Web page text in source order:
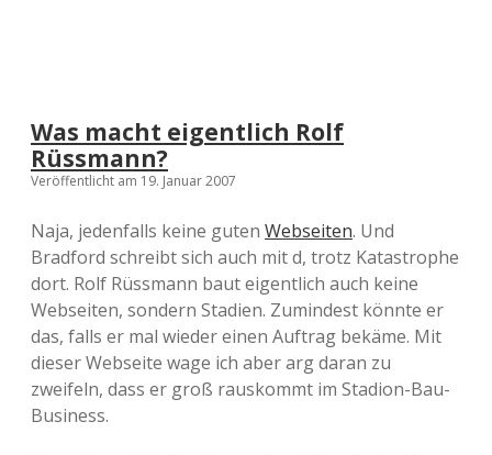
Was macht eigentlich Rolf
Rüssmann?
Veröffentlicht am 19. Januar 2007
Naja, jedenfalls keine guten Webseiten. Und
Bradford schreibt sich auch mit d, trotz Katastrophe
dort. Rolf Rüssmann baut eigentlich auch keine
Webseiten, sondern Stadien. Zumindest könnte er
das, falls er mal wieder einen Auftrag bekäme. Mit
dieser Webseite wage ich aber arg daran zu
zweifeln, dass er groß rauskommt im Stadion-Bau-
Business.